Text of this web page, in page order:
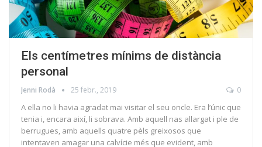
Els centímetres mínims de distància
personal
Jenni Rodà 25 febr., 2019 0
A ella no li havia agradat mai visitar el seu oncle. Era l’únic que
tenia i, encara així, li sobrava. Amb aquell nas allargat i ple de
berrugues, amb aquells quatre pèls greixosos que
intentaven amagar una calvície més que evident, amb